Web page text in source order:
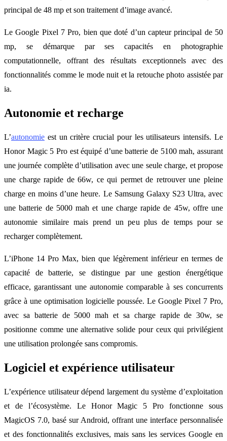
principal de 48 mp et son traitement d’image avancé.
Le Google Pixel 7 Pro, bien que doté d’un capteur principal de 50
mp, se démarque par ses capacités en photographie
computationnelle, offrant des résultats exceptionnels avec des
fonctionnalités comme le mode nuit et la retouche photo assistée par
ia.
Autonomie et recharge
L’autonomie est un critère crucial pour les utilisateurs intensifs. Le
Honor Magic 5 Pro est équipé d’une batterie de 5100 mah, assurant
une journée complète d’utilisation avec une seule charge, et propose
une charge rapide de 66w, ce qui permet de retrouver une pleine
charge en moins d’une heure. Le Samsung Galaxy S23 Ultra, avec
une batterie de 5000 mah et une charge rapide de 45w, offre une
autonomie similaire mais prend un peu plus de temps pour se
recharger complètement.
L’iPhone 14 Pro Max, bien que légèrement inférieur en termes de
capacité de batterie, se distingue par une gestion énergétique
efficace, garantissant une autonomie comparable à ses concurrents
grâce à une optimisation logicielle poussée. Le Google Pixel 7 Pro,
avec sa batterie de 5000 mah et sa charge rapide de 30w, se
positionne comme une alternative solide pour ceux qui privilégient
une utilisation prolongée sans compromis.
Logiciel et expérience utilisateur
L’expérience utilisateur dépend largement du système d’exploitation
et de l’écosystème. Le Honor Magic 5 Pro fonctionne sous
MagicOS 7.0, basé sur Android, offrant une interface personnalisée
et des fonctionnalités exclusives, mais sans les services Google en